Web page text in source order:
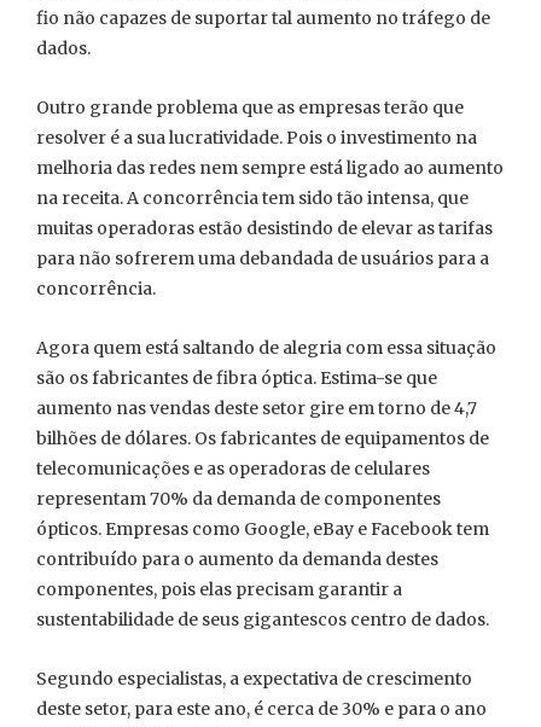
fio não capazes de suportar tal aumento no tráfego de
dados.
Outro grande problema que as empresas terão que
resolver é a sua lucratividade. Pois o investimento na
melhoria das redes nem sempre está ligado ao aumento
na receita. A concorrência tem sido tão intensa, que
muitas operadoras estão desistindo de elevar as tarifas
para não sofrerem uma debandada de usuários para a
concorrência.
Agora quem está saltando de alegria com essa situação
são os fabricantes de fibra óptica. Estima-se que
aumento nas vendas deste setor gire em torno de 4,7
bilhões de dólares. Os fabricantes de equipamentos de
telecomunicações e as operadoras de celulares
representam 70% da demanda de componentes
ópticos. Empresas como Google, eBay e Facebook tem
contribuído para o aumento da demanda destes
componentes, pois elas precisam garantir a
sustentabilidade de seus gigantescos centro de dados.
Segundo especialistas, a expectativa de crescimento
deste setor, para este ano, é cerca de 30% e para o ano